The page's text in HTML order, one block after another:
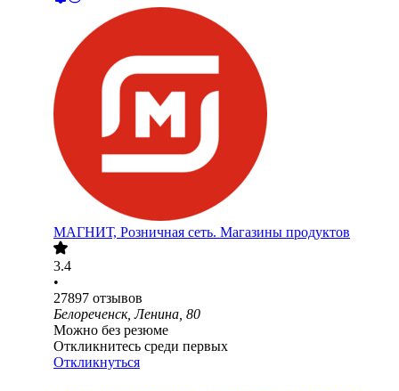
МАГНИТ, Розничная сеть. Магазины продуктов
3.4
•
27897 отзывов
Белореченск, Ленина, 80
Можно без резюме
Откликнитесь среди первых
Откликнуться